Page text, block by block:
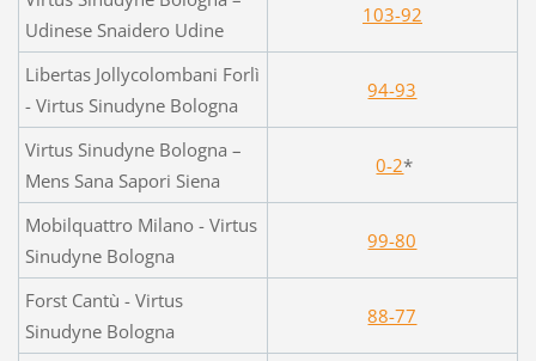
Udinese Snaidero Udine
103-92
Libertas Jollycolombani Forlì
- Virtus Sinudyne Bologna
94-93
Virtus Sinudyne Bologna –
Mens Sana Sapori Siena
0-2*
Mobilquattro Milano - Virtus
Sinudyne Bologna
99-80
Forst Cantù - Virtus
Sinudyne Bologna
88-77